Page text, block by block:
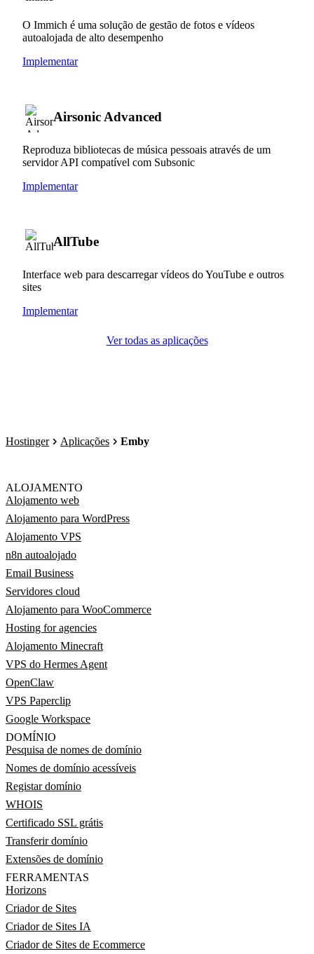
O Immich é uma solução de gestão de fotos e vídeos
autoalojada de alto desempenho
Implementar
Airsonic Advanced
Reproduza bibliotecas de música pessoais através de um
servidor API compatível com Subsonic
Implementar
AllTube
Interface web para descarregar vídeos do YouTube e outros
sites
Implementar
Ver todas as aplicações
Hostinger Aplicações Emby
ALOJAMENTO
Alojamento web
Alojamento para WordPress
Alojamento VPS
n8n autoalojado
Email Business
Servidores cloud
Alojamento para WooCommerce
Hosting for agencies
Alojamento Minecraft
VPS do Hermes Agent
OpenClaw
VPS Paperclip
Google Workspace
DOMÍNIO
Pesquisa de nomes de domínio
Nomes de domínio acessíveis
Registar domínio
WHOIS
Certificado SSL grátis
Transferir domínio
Extensões de domínio
FERRAMENTAS
Horizons
Criador de Sites
Criador de Sites IA
Criador de Sites de Ecommerce